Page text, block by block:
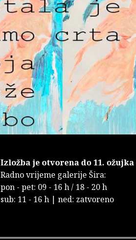
Izložba je otvorena do 11. ožujka
Radno vrijeme galerije Šira:
pon - pet: 09 - 16 h / 18 - 20 h
sub: 11 - 16 h | ned: zatvoreno